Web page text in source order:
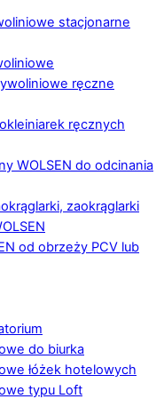
stacjonarne
ręczne
ręcznych
WOLSEN do odcinania
zaokrąglarki
od obrzeży PCV lub
do biurka
łóżek hotelowych
typu Loft